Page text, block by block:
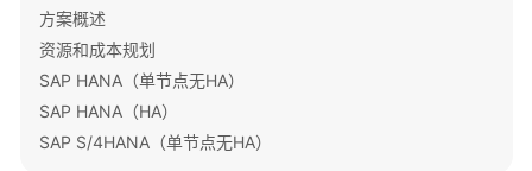
据
库
上
应
方案概述
资源和成本规划
SAP HANA（单节点无HA）
SAP HANA（HA）
SAP S/4HANA（单节点无HA）